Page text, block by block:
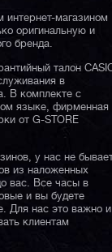
интернет-магазином
оригинальную и
бренда.
талон
в
В комплекте с
языке, фирменная
от G-STORE
у нас не
из наложенных
вас. Все часы в
и вы будете
Для нас это важно и
клиентам